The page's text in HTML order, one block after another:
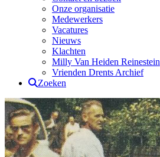
Onze organisatie
Medewerkers
Vacatures
Nieuws
Klachten
Milly Van Heiden Reinestein
Vrienden Drents Archief
Zoeken
Drents Archief